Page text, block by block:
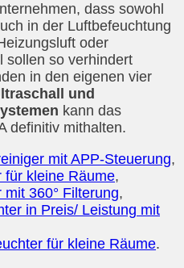
dass sowohl
in der Luftbefeuchtung
oder
sollen so verhindert
in den eigenen vier
und
kann das
definitiv mithalten.
mit APP-Steuerung,
für kleine Räume,
360° Filterung,
in Preis/ Leistung mit
für kleine Räume.